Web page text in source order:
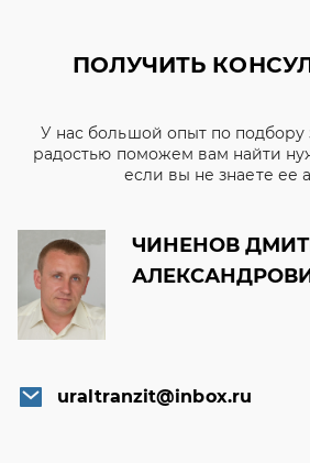
ПОЛУЧИТЬ
У нас большой опыт по подбору
радостью поможем вам найти
если вы не знаете ее
ЧИНЕНОВ
uraltranzit@inbox.ru